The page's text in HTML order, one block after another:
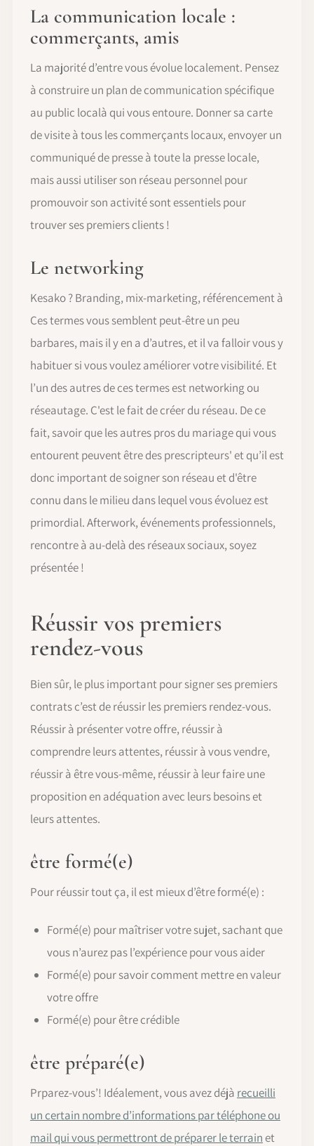
La communication locale :
commerçants, amis
La majorité d’entre vous évolue localement. Pensez
à construire un plan de communication spécifique
au public localà qui vous entoure. Donner sa carte
de visite à tous les commerçants locaux, envoyer un
communiqué de presse à toute la presse locale,
mais aussi utiliser son réseau personnel pour
promouvoir son activité sont essentiels pour
trouver ses premiers clients !
Le networking
Kesako ? Branding, mix-marketing, référencement à
Ces termes vous semblent peut-être un peu
barbares, mais il y en a d’autres, et il va falloir vous y
habituer si vous voulez améliorer votre visibilité. Et
l’un des autres de ces termes est networking ou
réseautage. C'est le fait de créer du réseau. De ce
fait, savoir que les autres pros du mariage qui vous
entourent peuvent être des prescripteurs' et qu’il est
donc important de soigner son réseau et d'être
connu dans le milieu dans lequel vous évoluez est
primordial. Afterwork, événements professionnels,
rencontre à au-delà des réseaux sociaux, soyez
présentée !
Réussir vos premiers
rendez-vous
Bien sûr, le plus important pour signer ses premiers
contrats c’est de réussir les premiers rendez-vous.
Réussir à présenter votre offre, réussir à
comprendre leurs attentes, réussir à vous vendre,
réussir à être vous-même, réussir à leur faire une
proposition en adéquation avec leurs besoins et
leurs attentes.
être formé(e)
Pour réussir tout ça, il est mieux d’être formé(e) :
Formé(e) pour maîtriser votre sujet, sachant que
vous n’aurez pas l’expérience pour vous aider
Formé(e) pour savoir comment mettre en valeur
votre offre
Formé(e) pour être crédible
être préparé(e)
Prparez-vous’! Idéalement, vous avez déjà recueilli
un certain nombre d’informations par téléphone ou
mail qui vous permettront de préparer le terrain et